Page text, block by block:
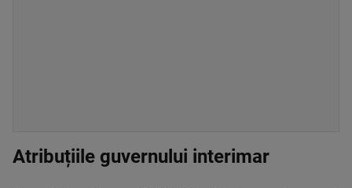
Atribuțiile guvernului interimar